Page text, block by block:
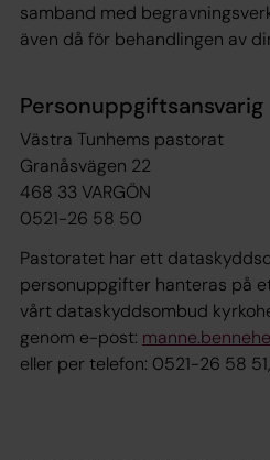
samband med
även då för behandlingen av
Personuppgiftsansvarig
Västra Tunhems pastorat
Granåsvägen 22
468 33 VARGÖN
0521-26 58 50
Pastoratet har ett
personuppgifter hanteras på
vårt dataskyddsombud
genom e-post:
eller per telefon: 0521-26 58